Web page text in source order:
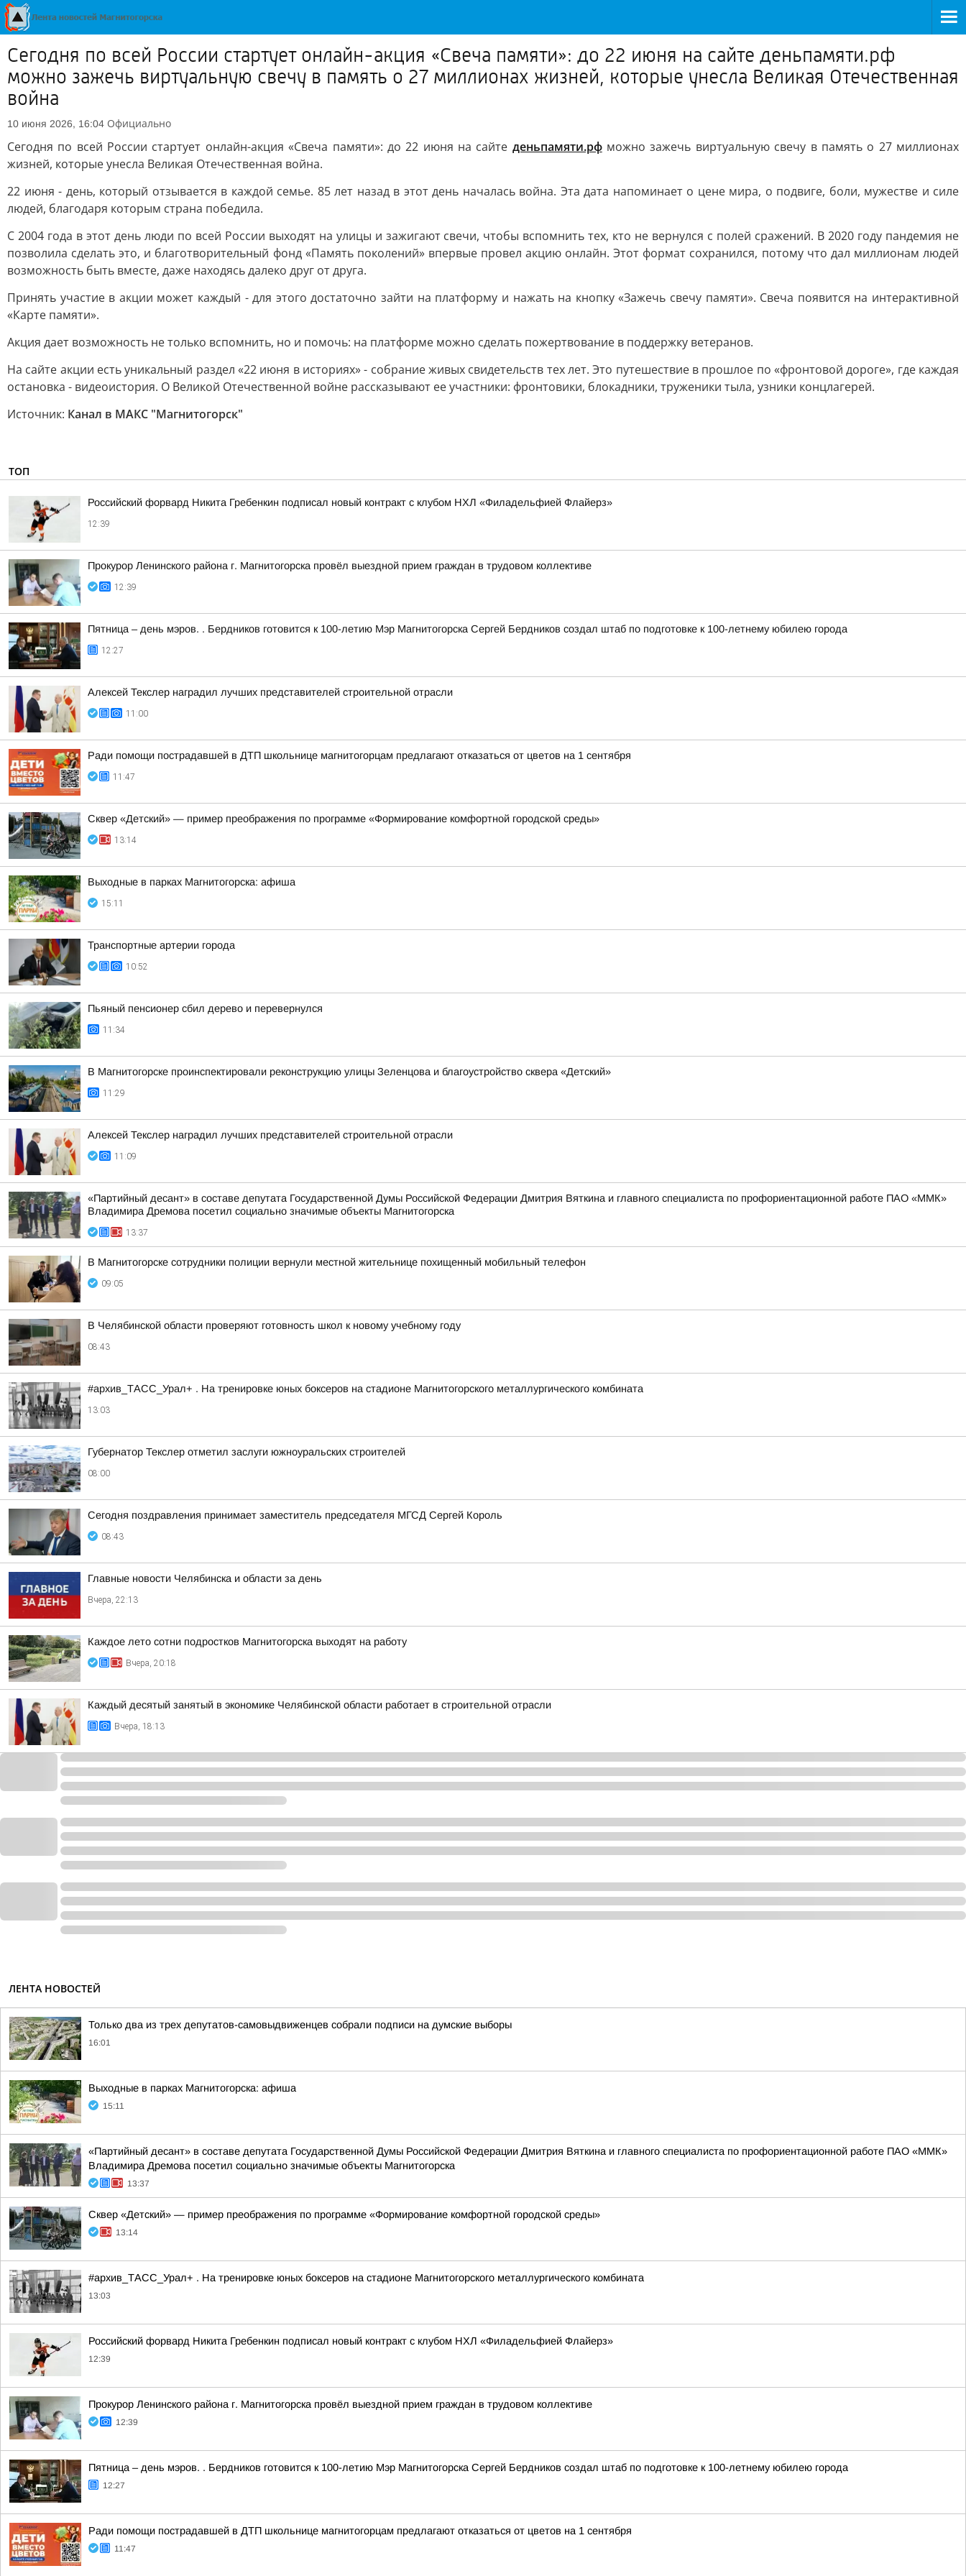
Сегодня по всей России стартует онлайн-акция «Свеча памяти»: до 22 июня на сайте деньпамяти.рф
можно зажечь виртуальную свечу в память о 27 миллионах жизней, которые унесла Великая Отечественная
война
10 июня 2026, 16:04 Официально
Сегодня по всей России стартует онлайн-акция «Свеча памяти»: до 22 июня на сайте деньпамяти.рфможно зажечь виртуальную свечу в память о 27 миллионах
жизней, которые унесла Великая Отечественная война.
22 июня - день, который отзывается в каждой семье. 85 лет назад в этот день началась война. Эта дата напоминает о цене мира, о подвиге, боли, мужестве и силе
людей, благодаря которым страна победила.
С 2004 года в этот день люди по всей России выходят на улицы и зажигают свечи, чтобы вспомнить тех, кто не вернулся с полей сражений. В 2020 году пандемия не
позволила сделать это, и благотворительный фонд «Память поколений» впервые провел акцию онлайн. Этот формат сохранился, потому что дал миллионам людей
возможность быть вместе, даже находясь далеко друг от друга.
Принять участие в акции может каждый - для этого достаточно зайти на платформу и нажать на кнопку «Зажечь свечу памяти». Свеча появится на интерактивной
«Карте памяти».
Акция дает возможность не только вспомнить, но и помочь: на платформе можно сделать пожертвование в поддержку ветеранов.
На сайте акции есть уникальный раздел «22 июня в историях» - собрание живых свидетельств тех лет. Это путешествие в прошлое по «фронтовой дороге», где каждая
остановка - видеоистория. О Великой Отечественной войне рассказывают ее участники: фронтовики, блокадники, труженики тыла, узники концлагерей.
Источник: Канал в МАКС "Магнитогорск"
ТОП
Российский форвард Никита Гребенкин подписал новый контракт с клубом НХЛ «Филадельфией Флайерз»
12:39
Прокурор Ленинского района г. Магнитогорска провёл выездной прием граждан в трудовом коллективе
12:39
Пятница – день мэров. . Бердников готовится к 100-летию Мэр Магнитогорска Сергей Бердников создал штаб по подготовке к 100-летнему юбилею города
12:27
Алексей Текслер наградил лучших представителей строительной отрасли
11:00
Ради помощи пострадавшей в ДТП школьнице магнитогорцам предлагают отказаться от цветов на 1 сентября
11:47
Сквер «Детский» — пример преображения по программе «Формирование комфортной городской среды»
13:14
Выходные в парках Магнитогорска: афиша
15:11
Транспортные артерии города
10:52
Пьяный пенсионер сбил дерево и перевернулся
11:34
В Магнитогорске проинспектировали реконструкцию улицы Зеленцова и благоустройство сквера «Детский»
11:29
Алексей Текслер наградил лучших представителей строительной отрасли
11:09
«Партийный десант» в составе депутата Государственной Думы Российской Федерации Дмитрия Вяткина и главного специалиста по профориентационной работе ПАО «ММК»
Владимира Дремова посетил социально значимые объекты Магнитогорска
13:37
В Магнитогорске сотрудники полиции вернули местной жительнице похищенный мобильный телефон
09:05
В Челябинской области проверяют готовность школ к новому учебному году
08:43
#архив_ТАСС_Урал+ . На тренировке юных боксеров на стадионе Магнитогорского металлургического комбината
13:03
Губернатор Текслер отметил заслуги южноуральских строителей
08:00
Сегодня поздравления принимает заместитель председателя МГСД Сергей Король
08:43
Главные новости Челябинска и области за день
Вчера, 22:13
Каждое лето сотни подростков Магнитогорска выходят на работу
Вчера, 20:18
Каждый десятый занятый в экономике Челябинской области работает в строительной отрасли
Вчера, 18:13
ЛЕНТА НОВОСТЕЙ
Только два из трех депутатов-самовыдвиженцев собрали подписи на думские выборы
16:01
Выходные в парках Магнитогорска: афиша
15:11
«Партийный десант» в составе депутата Государственной Думы Российской Федерации Дмитрия Вяткина и главного специалиста по профориентационной работе ПАО «ММК»
Владимира Дремова посетил социально значимые объекты Магнитогорска
13:37
Сквер «Детский» — пример преображения по программе «Формирование комфортной городской среды»
13:14
#архив_ТАСС_Урал+ . На тренировке юных боксеров на стадионе Магнитогорского металлургического комбината
13:03
Российский форвард Никита Гребенкин подписал новый контракт с клубом НХЛ «Филадельфией Флайерз»
12:39
Прокурор Ленинского района г. Магнитогорска провёл выездной прием граждан в трудовом коллективе
12:39
Пятница – день мэров. . Бердников готовится к 100-летию Мэр Магнитогорска Сергей Бердников создал штаб по подготовке к 100-летнему юбилею города
12:27
Ради помощи пострадавшей в ДТП школьнице магнитогорцам предлагают отказаться от цветов на 1 сентября
11:47